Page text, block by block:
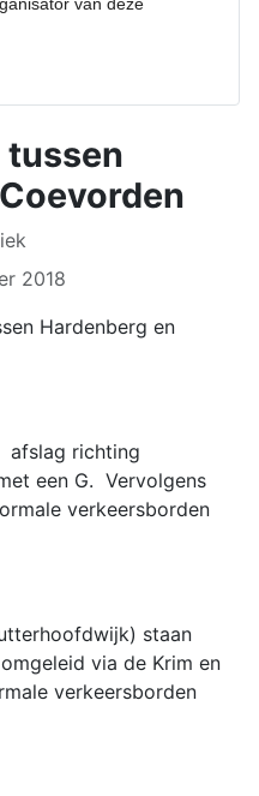
2018
Hardenberg en
afslag richting
een G. Vervolgens
verkeersborden
staan
via de Krim en
verkeersborden